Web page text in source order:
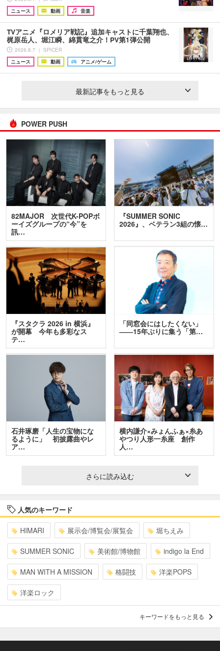
ニュース
動画 音楽
TVアニメ『ロメリア戦記』追加キャストに千葉翔也、
梶原岳人、堀江瞬、綿貫竜之介！PV第1弾公開
2026.8.7 ｜ SPICER
ニュース
動画 アニメ/ゲーム
最新記事をもっと見る
POWER PUSH
82MAJOR 次世代K-POPボ
ーイズグループの“今”を
訊…
『SUMMER SONIC
2026』、ベテラン3組の懐…
『スタクラ 2026 in 横浜』
が開幕 今年も多彩なス
テ…
「同窓会にはしたくない」
――15年ぶりに集う「第…
石井琢磨「人生の宝物にな
るように」 初披露曲やレ
ア…
横内謙介×みょんふぁ×糸あ
やつり人形一糸座 創作
人…
さらに読み込む
人気のキーワード
HIMARI 展示会/博覧会/展覧会 堀ちえみ
SUMMER SONIC 美術館/博物館 indigo la End
MAN WITH A MISSION 格闘技 洋楽POPS
洋楽ロック
キーワードをもっと見る